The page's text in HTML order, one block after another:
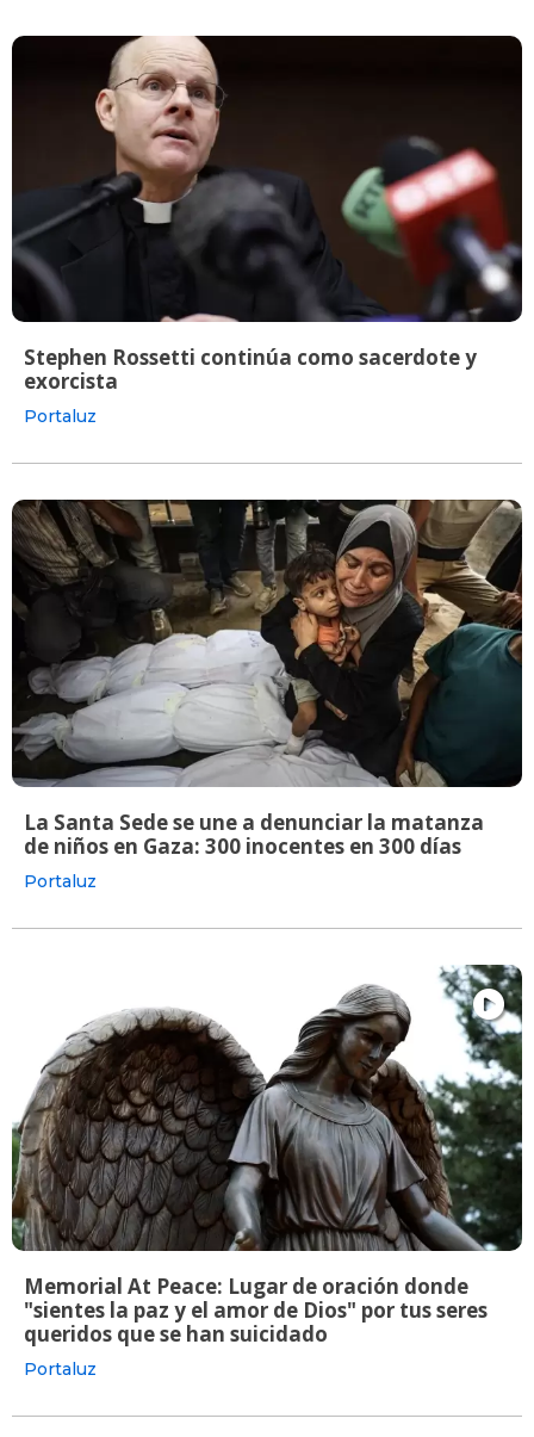
Stephen Rossetti continúa como sacerdote y
exorcista
Portaluz
La Santa Sede se une a denunciar la matanza
de niños en Gaza: 300 inocentes en 300 días
Portaluz
Memorial At Peace: Lugar de oración donde
"sientes la paz y el amor de Dios" por tus seres
queridos que se han suicidado
Portaluz